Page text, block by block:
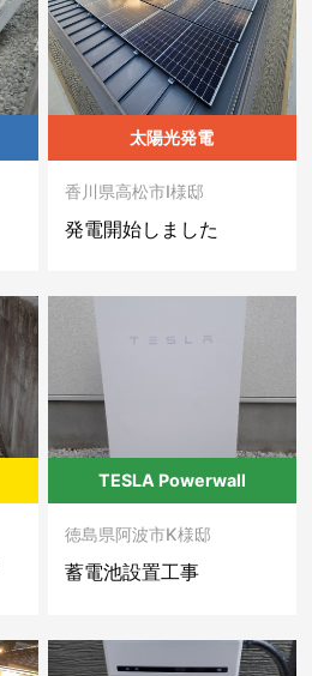
太陽光発電
香川県高松市I様邸
発電開始しました
TESLA Powerwall
徳島県阿波市K様邸
蓄電池設置工事